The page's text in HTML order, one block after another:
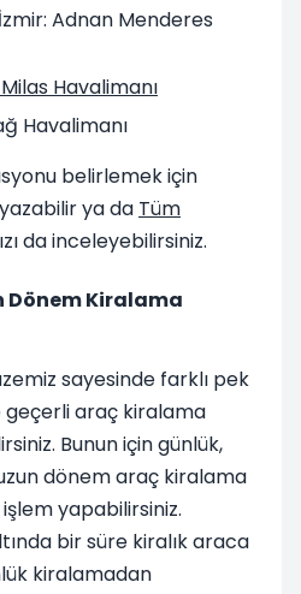
Adnan Menderes
Havalimanı
Havalimanı
belirlemek için
ya da Tüm
da inceleyebilirsiniz.
Dönem Kiralama
sayesinde farklı pek
araç kiralama
Bunun için günlük,
dönem araç kiralama
yapabilirsiniz.
bir süre kiralık araca
kiralamadan